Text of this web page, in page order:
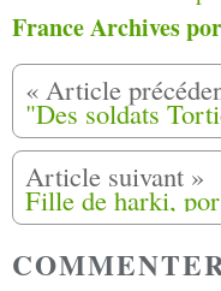
France Archives